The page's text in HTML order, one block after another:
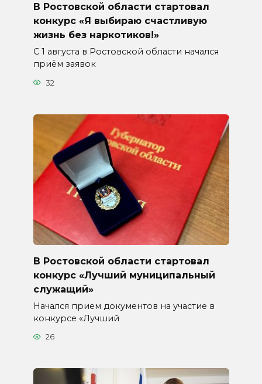
В Ростовской области стартовал
конкурс «Я выбираю счастливую
жизнь без наркотиков!»
С 1 августа в Ростовской области начался
приём заявок
32
В Ростовской области стартовал
конкурс «Лучший муниципальный
служащий»
Начался прием документов на участие в
конкурсе «Лучший
26